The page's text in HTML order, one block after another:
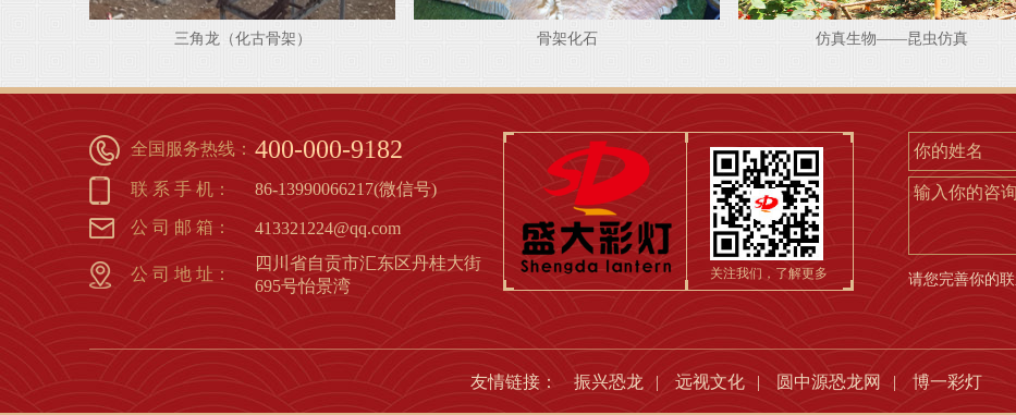
三角龙（化古骨架） 骨架化石 仿真生物——昆虫仿真
全国服务热线： 400-000-9182
联 系 手 机： 86-13990066217(微信号)
公 司 邮 箱： 413321224@qq.com
公 司 地 址：
四川省自贡市汇东区丹桂大街
695号怡景湾
关注我们，了解更多
输入你的咨
请您完善你的
友情链接： 振兴恐龙 | 远视文化 | 圆中源恐龙网 | 博一彩灯